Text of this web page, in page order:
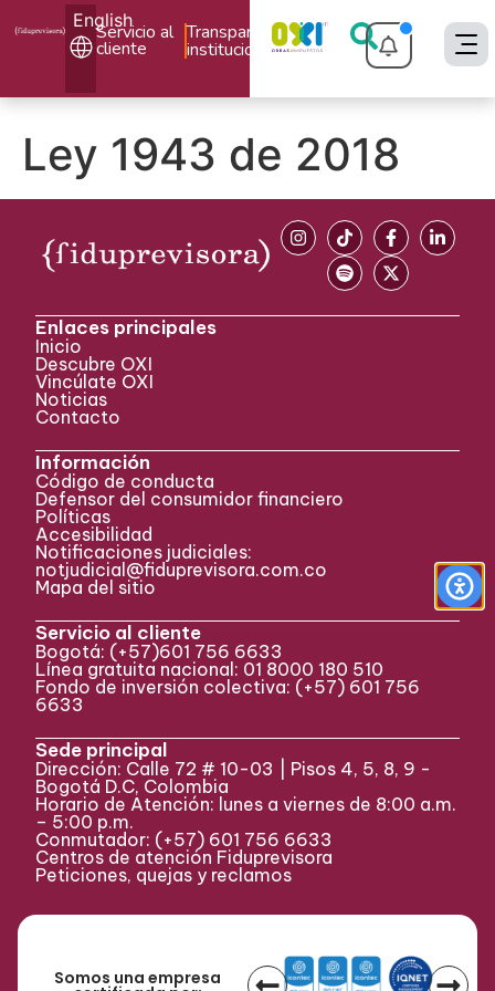
Servicio al
cliente
Transparencia
institucional
English
Ley 1943 de 2018
Enlaces principales
Inicio
Descubre OXI
Vincúlate OXI
Noticias
Contacto
Información
Código de conducta
Defensor del consumidor financiero
Políticas
Accesibilidad
Notificaciones judiciales:
notjudicial@fiduprevisora.com.co
Mapa del sitio
Servicio al cliente
Bogotá: (+57)601 756 6633
Línea gratuita nacional: 01 8000 180 510
Fondo de inversión colectiva: (+57) 601 756
6633
Sede principal
Dirección: Calle 72 # 10-03 | Pisos 4, 5, 8, 9 -
Bogotá D.C, Colombia
Horario de Atención: lunes a viernes de 8:00 a.m.
– 5:00 p.m.
Conmutador: (+57) 601 756 6633
Centros de atención Fiduprevisora
Peticiones, quejas y reclamos
Somos una empresa